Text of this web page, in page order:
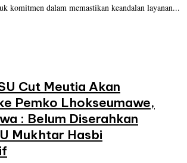
komitmen dalam memastikan keandalan layanan...
Cut Meutia Akan
Pemko Lhokseumawe,
: Belum Diserahkan
Mukhtar Hasbi